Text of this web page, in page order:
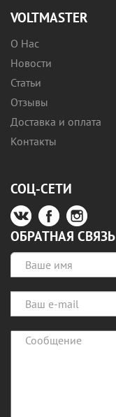
VOLTMASTER
О Нас
Новости
Статьи
Отзывы
Доставка и оплата
Контакты
СОЦ-СЕТИ
ОБРАТНАЯ СВЯЗЬ